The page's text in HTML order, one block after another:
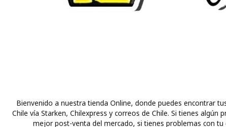
Bienvenido a nuestra tienda Online, donde puedes encontrar
Chile vía Starken, Chilexpress y correos de Chile. Si tienes
mejor post-venta del mercado, si tienes problemas con